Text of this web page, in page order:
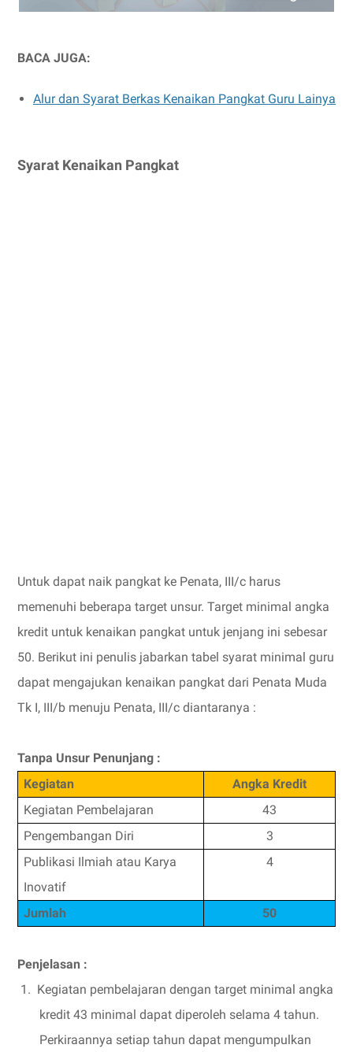
BACA JUGA:
Alur dan Syarat Berkas Kenaikan Pangkat Guru Lainya
Syarat Kenaikan Pangkat
Untuk dapat naik pangkat ke Penata, III/c harus
memenuhi beberapa target unsur. Target minimal angka
kredit untuk kenaikan pangkat untuk jenjang ini sebesar
50. Berikut ini penulis jabarkan tabel syarat minimal guru
dapat mengajukan kenaikan pangkat dari Penata Muda
Tk I, III/b menuju Penata, III/c diantaranya :
Tanpa Unsur Penunjang :
Kegiatan
Angka Kredit
Kegiatan Pembelajaran
43
Pengembangan Diri
3
Publikasi Ilmiah atau Karya
Inovatif
4
Jumlah 50
Penjelasan :
1. Kegiatan pembelajaran dengan target minimal angka
kredit 43 minimal dapat diperoleh selama 4 tahun.
Perkiraannya setiap tahun dapat mengumpulkan